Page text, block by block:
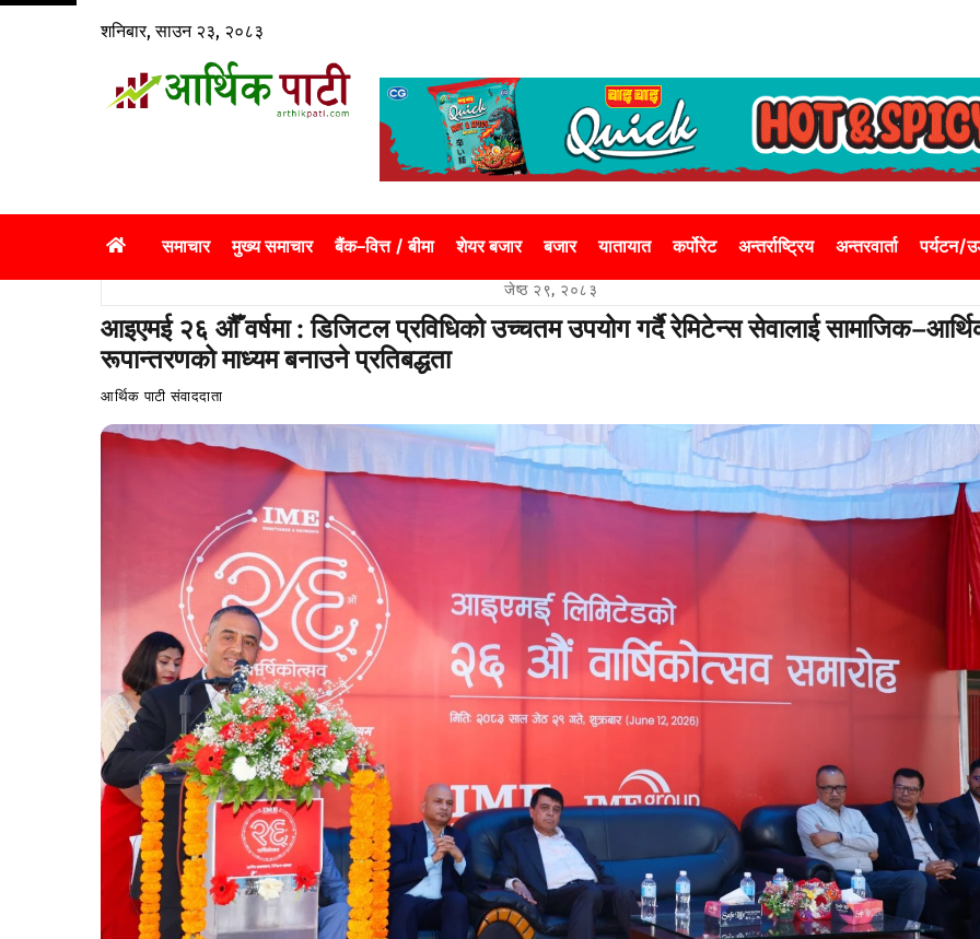
Skip
शनिबार, साउन २३, २०८३
समाचार मुख्य समाचार बैंक–वित्त / बीमा शेयर बजार बजार यातायात कर्पोरेट अन्तर्राष्ट्रिय अन्तरवार्ता पर्यटन/
जेष्ठ २९, २०८३
आइएमई २६ औँ वर्षमा : डिजिटल प्रविधिको उच्चतम उपयोग गर्दै रेमिटेन्स सेवालाई
रूपान्तरणको माध्यम बनाउने प्रतिबद्धता
आर्थिक पाटी संवाददाता